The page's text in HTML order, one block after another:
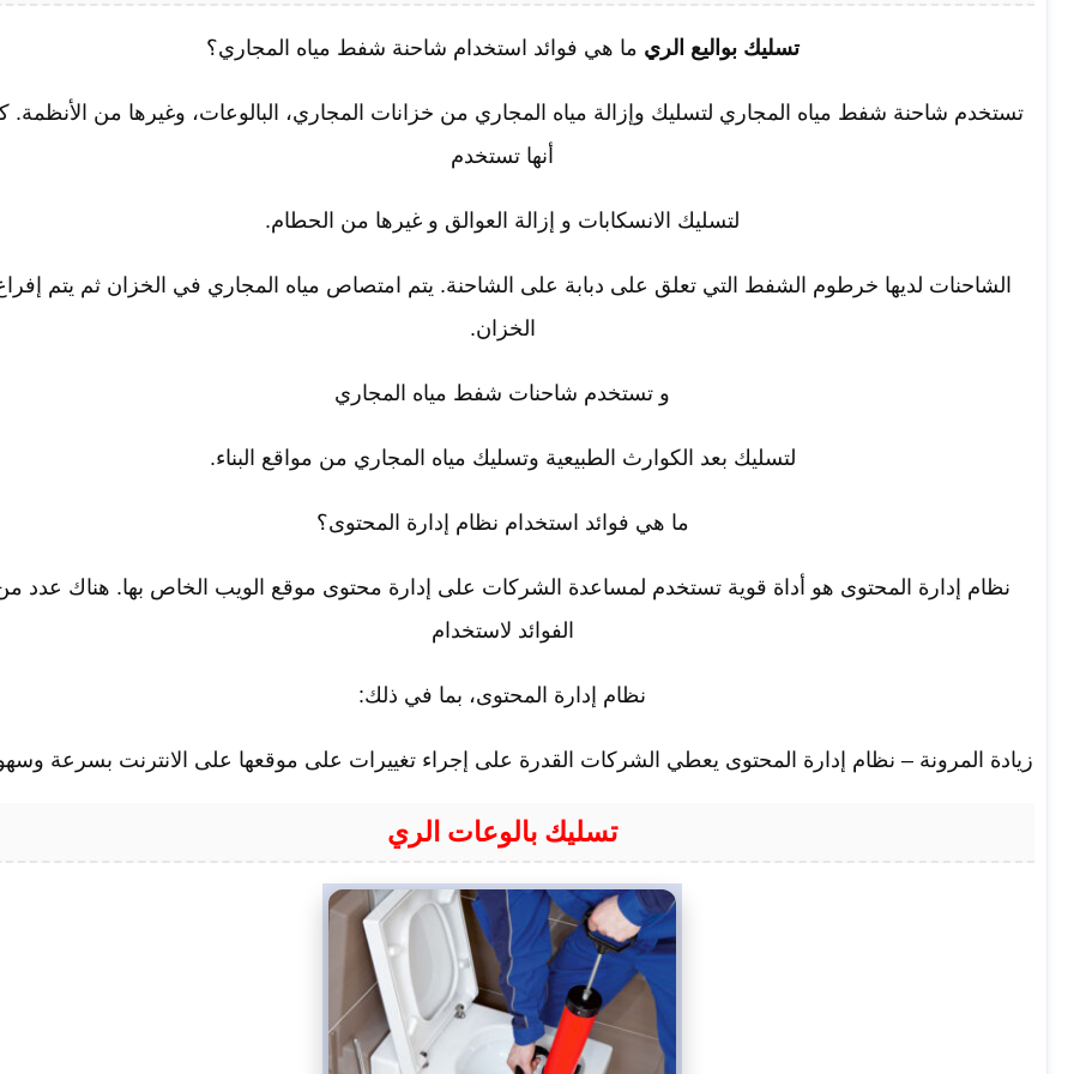
تسليك بواليع الري ما هي فوائد استخدام شاحنة شفط مياه المجاري؟
تستخدم شاحنة شفط مياه المجاري لتسليك وإزالة مياه المجاري من خزانات المجاري، البالوعات، وغيرها من الأنظمة.
أنها تستخدم
لتسليك الانسكابات و إزالة العوالق و غيرها من الحطام.
الشاحنات لديها خرطوم الشفط التي تعلق على دبابة على الشاحنة. يتم امتصاص مياه المجاري في الخزان ثم يتم
الخزان.
و تستخدم شاحنات شفط مياه المجاري
لتسليك بعد الكوارث الطبيعية وتسليك مياه المجاري من مواقع البناء.
ما هي فوائد استخدام نظام إدارة المحتوى؟
نظام إدارة المحتوى هو أداة قوية تستخدم لمساعدة الشركات على إدارة محتوى موقع الويب الخاص بها. هناك عدد
الفوائد لاستخدام
نظام إدارة المحتوى، بما في ذلك:
زيادة المرونة – نظام إدارة المحتوى يعطي الشركات القدرة على إجراء تغييرات على موقعها على الانترنت بسرعة
تسليك بالوعات الري